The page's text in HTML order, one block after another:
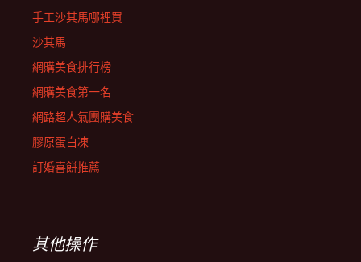
手工沙其馬哪裡買
沙其馬
網購美食排行榜
網購美食第一名
網路超人氣團購美食
膠原蛋白凍
訂婚喜餅推薦
其他操作